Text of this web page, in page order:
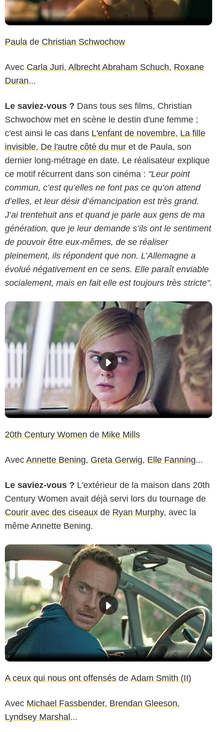
Paula de Christian Schwochow
Avec Carla Juri, Albrecht Abraham Schuch, Roxane
Duran...
Le saviez-vous ? Dans tous ses films, Christian
Schwochow met en scène le destin d'une femme ;
c'est ainsi le cas dans L'enfant de novembre, La fille
invisible, De l'autre côté du mur et de Paula, son
dernier long-métrage en date. Le réalisateur explique
ce motif récurrent dans son cinéma : "Leur point
commun, c’est qu’elles ne font pas ce qu’on attend
d’elles, et leur désir d’émancipation est très grand.
J’ai trentehuit ans et quand je parle aux gens de ma
génération, que je leur demande s’ils ont le sentiment
de pouvoir être eux-mêmes, de se réaliser
pleinement, ils répondent que non. L’Allemagne a
évolué négativement en ce sens. Elle paraît enviable
socialement, mais en fait elle est toujours très stricte".
20th Century Women de Mike Mills
Avec Annette Bening, Greta Gerwig, Elle Fanning...
Le saviez-vous ? L'extérieur de la maison dans 20th
Century Women avait déjà servi lors du tournage de
Courir avec des ciseaux de Ryan Murphy, avec la
même Annette Bening.
A ceux qui nous ont offensés de Adam Smith (II)
Avec Michael Fassbender, Brendan Gleeson,
Lyndsey Marshal ...